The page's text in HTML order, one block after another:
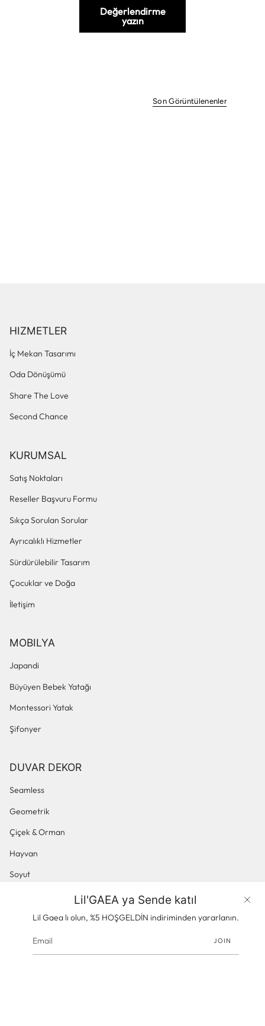
Ürünler
Lil'GAEA ya Sende katıl
Lil Gaea lı olun, %5 HOŞGELDİN indiriminden yararlanın.
JOIN
Değerlendirme
yazın
Son Görüntülenenler
HIZMETLER
İç Mekan Tasarımı
Oda Dönüşümü
Share The Love
Second Chance
KURUMSAL
Satış Noktaları
Reseller Başvuru Formu
Sıkça Sorulan Sorular
Ayrıcalıklı Hizmetler
Sürdürülebilir Tasarım
Çocuklar ve Doğa
İletişim
MOBILYA
Japandi
Büyüyen Bebek Yatağı
Montessori Yatak
Şifonyer
DUVAR DEKOR
Seamless
Geometrik
Çiçek & Orman
Hayvan
Soyut
Panoramik & Manzara